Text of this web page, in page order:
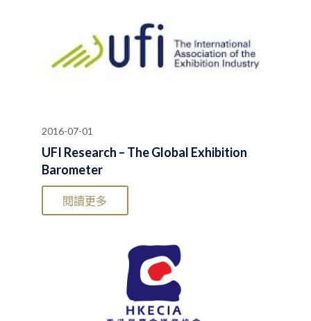
2016-07-01
UFI Research – The Global Exhibition
Barometer
閱讀更多